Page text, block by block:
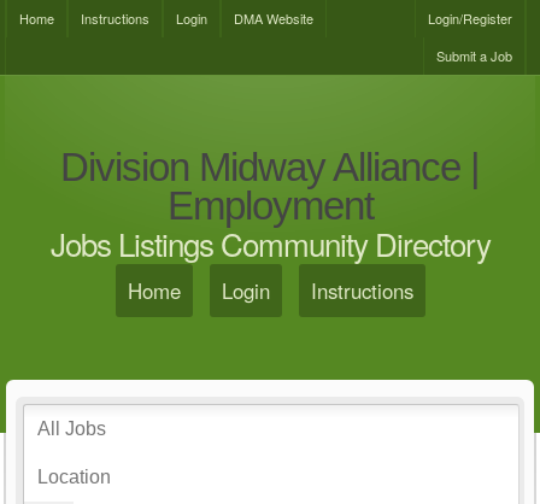
Home Instructions Login DMA Website
Login/Register
Submit a Job
Division Midway Alliance |
Employment
Jobs Listings Community Directory
Home Login Instructions